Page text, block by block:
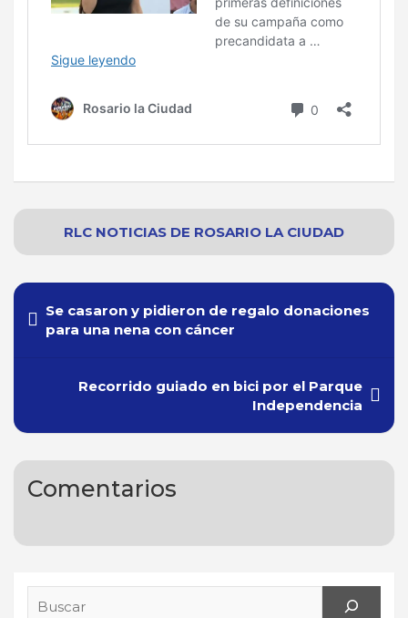
RLC NOTICIAS DE ROSARIO LA CIUDAD
Navegación
de
Se casaron y pidieron de regalo donaciones
para una nena con cáncer
Recorrido guiado en bici por el Parque
Independencia
Comentarios